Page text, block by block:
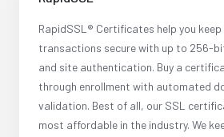
RapidSSL® Certificates help you
transactions secure with up to 256-
and site authentication. Buy a
through enrollment with automated
validation. Best of all, our SSL
most affordable in the industry. We